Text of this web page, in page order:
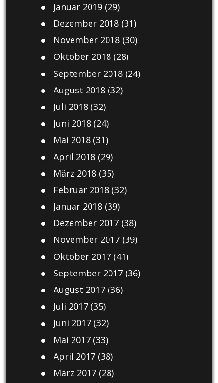
Januar 2019(29)
Dezember 2018(31)
November 2018(30)
Oktober 2018(28)
September 2018(24)
August 2018(32)
Juli 2018(32)
Juni 2018(24)
Mai 2018(31)
April 2018(29)
März 2018(35)
Februar 2018(32)
Januar 2018(39)
Dezember 2017(38)
November 2017(39)
Oktober 2017(41)
September 2017(36)
August 2017(36)
Juli 2017(35)
Juni 2017(32)
Mai 2017(33)
April 2017(38)
März 2017(28)